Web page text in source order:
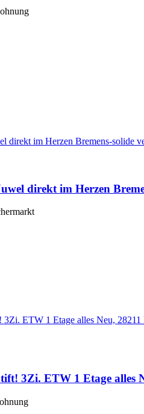
direkt im Herzen
3Zi. ETW 1 Etage alles